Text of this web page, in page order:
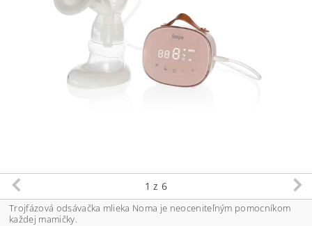
1 z 6
Trojfázová odsávačka mlieka Noma je neoceniteľným pomocníkom
každej mamičky.